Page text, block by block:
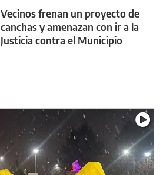
Vecinos frenan un proyecto de
canchas y amenazan con ir a la
Justicia contra el Municipio